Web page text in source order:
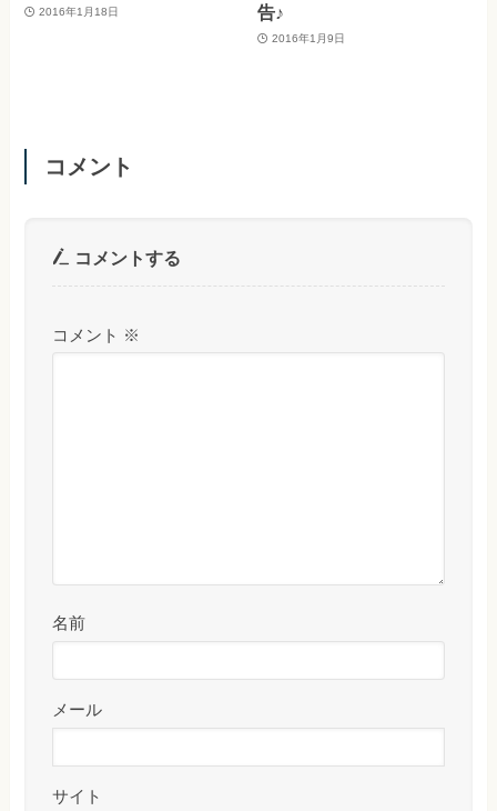
2016年1月18日
告♪
2016年1月9日
コメント
コメントする
コメント ※
名前
メール
サイト